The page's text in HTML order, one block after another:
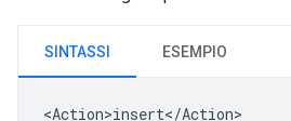
SINTASSI ESEMPIO
<Action>insert</Action>